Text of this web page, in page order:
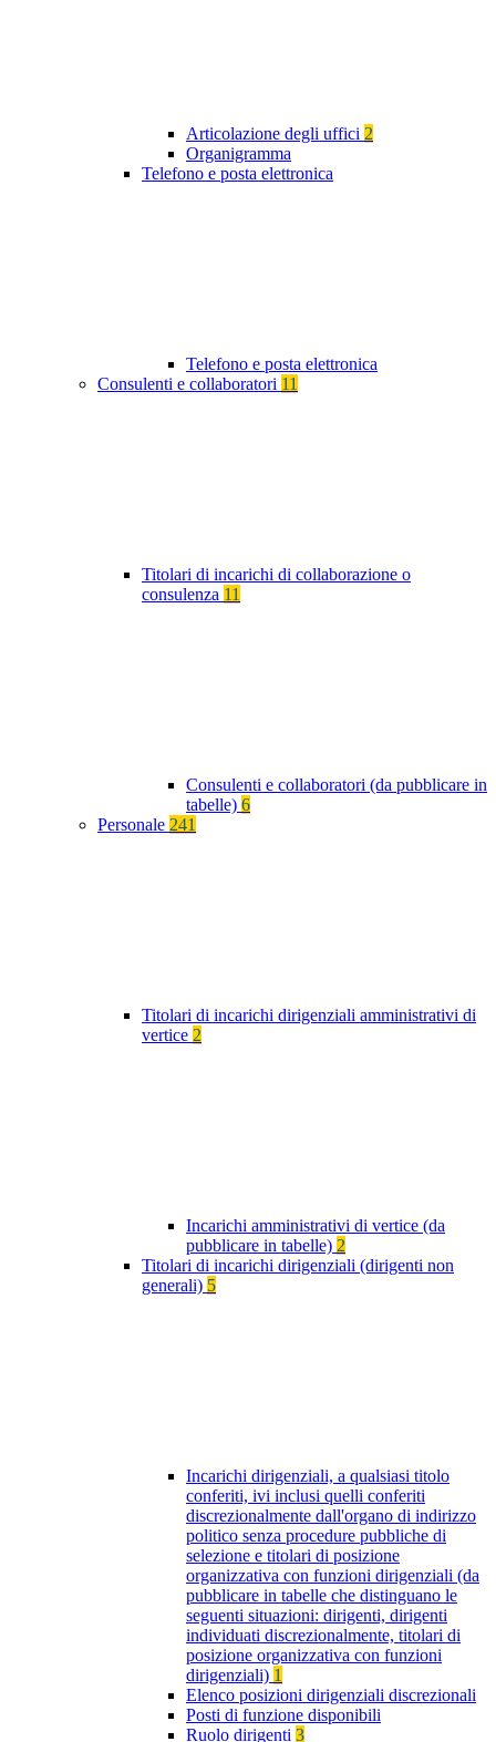
Articolazione degli uffici 2
Organigramma
Telefono e posta elettronica
Telefono e posta elettronica
Consulenti e collaboratori 11
Titolari di incarichi di collaborazione o
consulenza 11
Consulenti e collaboratori (da pubblicare in
tabelle) 6
Personale 241
Titolari di incarichi dirigenziali amministrativi di
vertice 2
Incarichi amministrativi di vertice (da
pubblicare in tabelle) 2
Titolari di incarichi dirigenziali (dirigenti non
generali) 5
Incarichi dirigenziali, a qualsiasi titolo
conferiti, ivi inclusi quelli conferiti
discrezionalmente dall'organo di indirizzo
politico senza procedure pubbliche di
selezione e titolari di posizione
organizzativa con funzioni dirigenziali (da
pubblicare in tabelle che distinguano le
seguenti situazioni: dirigenti, dirigenti
individuati discrezionalmente, titolari di
posizione organizzativa con funzioni
dirigenziali) 1
Elenco posizioni dirigenziali discrezionali
Posti di funzione disponibili
Ruolo dirigenti 3